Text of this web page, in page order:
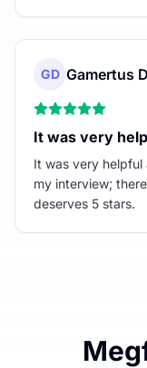
GD Gamertus D
It was very
It was very
my interview;
deserves 5 stars.